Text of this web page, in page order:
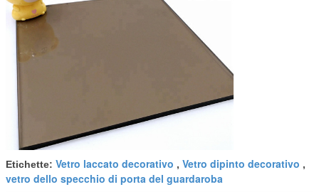
Etichette: Vetro laccato decorativo , Vetro dipinto decorativo ,
vetro dello specchio di porta del guardaroba